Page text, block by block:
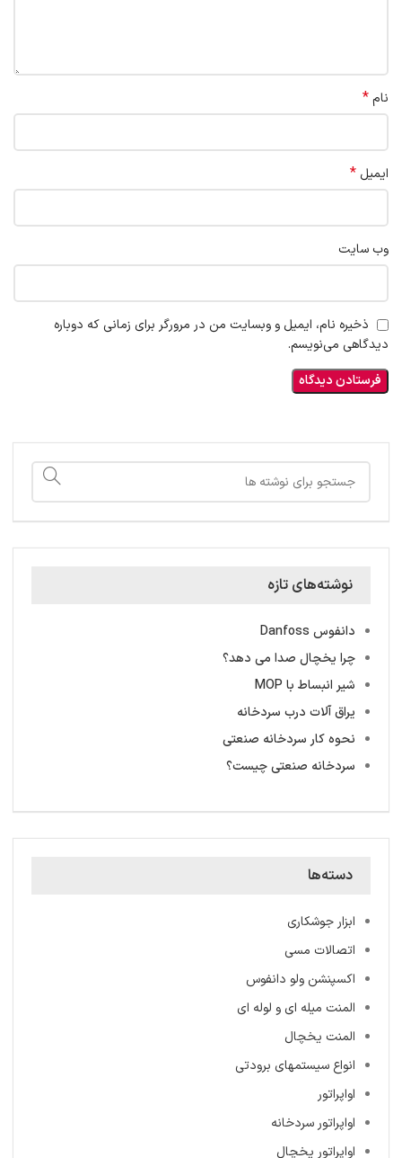
نام*
ایمیل *
وب‌ سایت
ذخیره نام، ایمیل و وبسایت من در مرورگر برای زمانی که دوباره
دیدگاهی می‌نویسم.
نوشته‌های تازه
دانفوس Danfoss
چرا یخچال صدا می دهد؟
شیر انبساط با MOP
یراق آلات درب سردخانه
نحوه کار سردخانه صنعتی
سردخانه‌ صنعتی چیست؟
دسته‌ها
ابزار جوشکاری
اتصالات مسی
اکسپنشن ولو دانفوس
المنت میله ‌ای و لوله ای
المنت یخچال
انواع سیستمهای برودتی
اواپراتور
اواپراتور سردخانه
اواپراتور یخچال